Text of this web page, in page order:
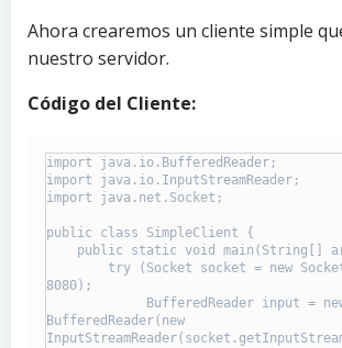
Ahora crearemos un cliente simple
nuestro servidor.
Código del Cliente:
import java.io.BufferedReader;
import java.io.InputStreamReader;
import java.net.Socket;
public class SimpleClient {
8080);
BufferedReader(new